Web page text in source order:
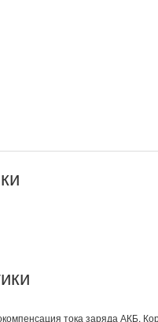
тока заряда АКБ.